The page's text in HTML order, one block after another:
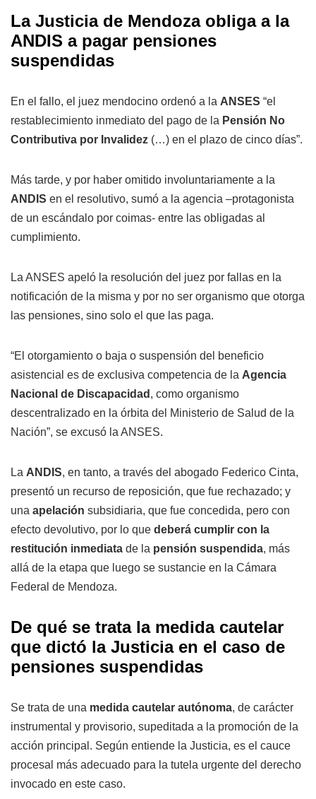
La Justicia de Mendoza obliga a la
ANDIS a pagar pensiones
suspendidas
En el fallo, el juez mendocino ordenó a la ANSES “el
restablecimiento inmediato del pago de la Pensión No
Contributiva por Invalidez (…) en el plazo de cinco días”.
Más tarde, y por haber omitido involuntariamente a la
ANDIS en el resolutivo, sumó a la agencia –protagonista
de un escándalo por coimas- entre las obligadas al
cumplimiento.
La ANSES apeló la resolución del juez por fallas en la
notificación de la misma y por no ser organismo que otorga
las pensiones, sino solo el que las paga.
“El otorgamiento o baja o suspensión del beneficio
asistencial es de exclusiva competencia de la Agencia
Nacional de Discapacidad , como organismo
descentralizado en la órbita del Ministerio de Salud de la
Nación”, se excusó la ANSES.
La ANDIS, en tanto, a través del abogado Federico Cinta,
presentó un recurso de reposición, que fue rechazado; y
una apelación subsidiaria, que fue concedida, pero con
efecto devolutivo, por lo que deberá cumplir con la
restitución inmediata de la pensión suspendida, más
allá de la etapa que luego se sustancie en la Cámara
Federal de Mendoza.
De qué se trata la medida cautelar
que dictó la Justicia en el caso de
pensiones suspendidas
Se trata de una medida cautelar autónoma, de carácter
instrumental y provisorio, supeditada a la promoción de la
acción principal. Según entiende la Justicia, es el cauce
procesal más adecuado para la tutela urgente del derecho
invocado en este caso.